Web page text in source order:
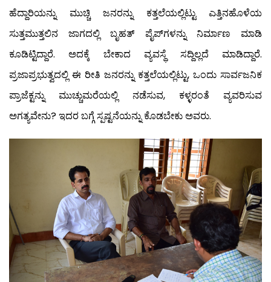
ಹೆದ್ದಾರಿಯನ್ನು ಮುಚ್ಚಿ ಜನರನ್ನು ಕತ್ತಲೆಯಲ್ಲಿಟ್ಟು ಎತ್ತಿನಹೊಳೆಯ
ಸುತ್ತಮುತ್ತಲಿನ ಜಾಗದಲ್ಲಿ ಬೃಹತ್ ಪೈಪ್‍ಗಳನ್ನು ನಿರ್ಮಾಣ ಮಾಡಿ
ಕೂಡಿಟ್ಟಿದ್ದಾರೆ. ಅದಕ್ಕೆ ಬೇಕಾದ ವ್ಯವಸ್ಥೆ ಸದ್ದಿಲ್ಲದೆ ಮಾಡಿದ್ದಾರೆ.
ಪ್ರಜಾಪ್ರಭುತ್ವದಲ್ಲಿ ಈ ರೀತಿ ಜನರನ್ನು ಕತ್ತಲೆಯಲ್ಲಿಟ್ಟು, ಒಂದು ಸಾರ್ವಜನಿಕ
ಪ್ರಾಜೆಕ್ಟನ್ನು ಮುಚ್ಚುಮರೆಯಲ್ಲಿ ನಡೆಸುವ, ಕಳ್ಳರಂತೆ ವ್ಯವರಿಸುವ
ಅಗತ್ಯವೇನು? ಇದರ ಬಗ್ಗೆ ಸ್ಪಷ್ಟನೆಯನ್ನು ಕೊಡಬೇಕು ಅವರು.